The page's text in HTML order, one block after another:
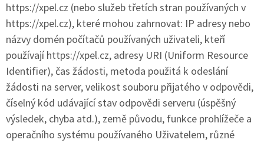
https://xpel.cz (nebo služeb třetích stran používaných v
https://xpel.cz), které mohou zahrnovat: IP adresy nebo
názvy domén počítačů používaných uživateli, kteří
používají https://xpel.cz, adresy URI (Uniform Resource
Identifier), čas žádosti, metoda použitá k odeslání
žádosti na server, velikost souboru přijatého v odpovědi,
číselný kód udávající stav odpovědi serveru (úspěšný
výsledek, chyba atd.), země původu, funkce prohlížeče a
operačního systému používaného Uživatelem, různé